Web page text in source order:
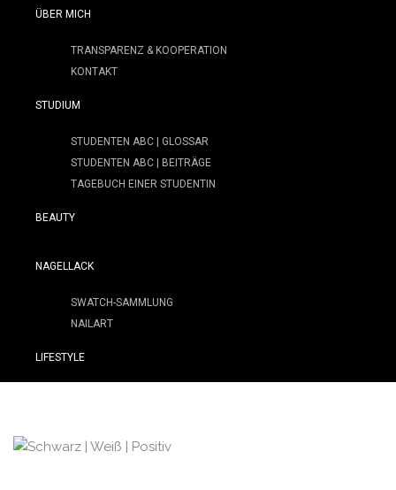
ÜBER MICH
TRANSPARENZ & KOOPERATION
KONTAKT
STUDIUM
STUDENTEN ABC | GLOSSAR
STUDENTEN ABC | BEITRÄGE
TAGEBUCH EINER STUDENTIN
BEAUTY
NAGELLACK
SWATCH-SAMMLUNG
NAILART
LIFESTYLE